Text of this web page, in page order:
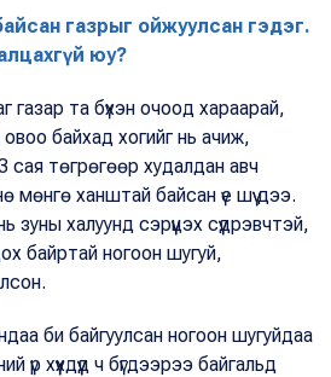
газрыг ойжуулсан гэдэг.
юу?
газар та бүхэн очоод хараарай,
овоо байхад хогийг нь ачиж,
сая төгрөгөөр худалдан авч
мөнгө ханштай байсан үе шүү дээ.
халуунд сэрүүцэх сүүдрэвчтэй,
байртай ногоон шугуй,
би байгуулсан ногоон шугуйдаа
хүүхдүүд ч бүгдээрээ байгальд